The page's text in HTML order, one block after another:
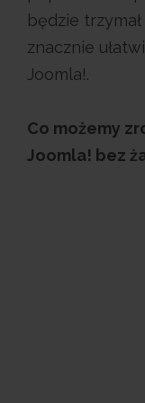
będzie
znacznie
Joomla!.
Co możemy
Joomla! bez